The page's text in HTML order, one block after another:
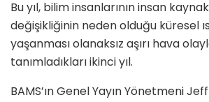
Bu yıl, bilim insanlarının insan
değişikliğinin neden olduğu küresel
yaşanması olanaksız aşırı hava
tanımladıkları ikinci yıl.
BAMS’ın Genel Yayın Yönetmeni